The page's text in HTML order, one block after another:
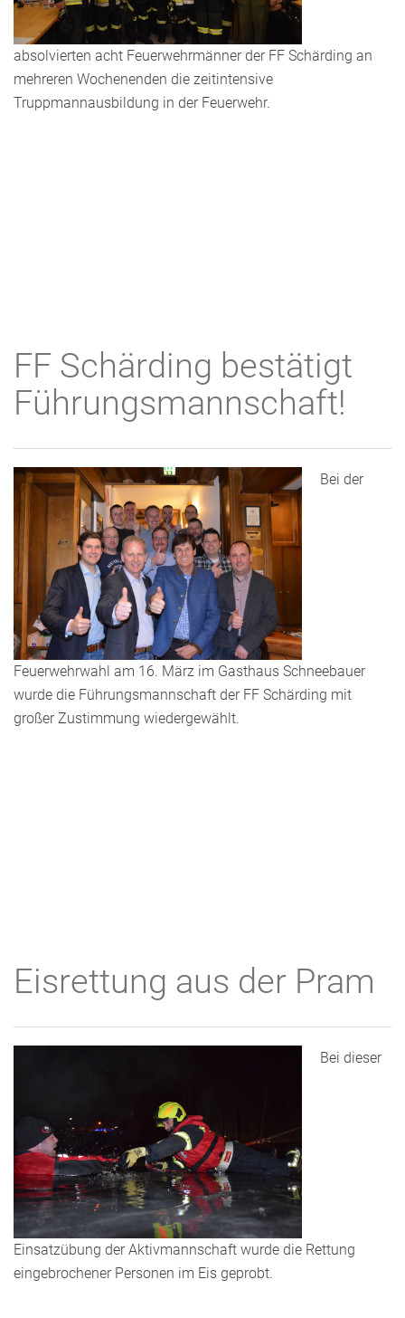
absolvierten acht Feuerwehrmänner der FF Schärding an
mehreren Wochenenden die zeitintensive
Truppmannausbildung in der Feuerwehr.
FF Schärding bestätigt
Führungsmannschaft!
Bei der
Feuerwehrwahl am 16. März im Gasthaus Schneebauer
wurde die Führungsmannschaft der FF Schärding mit
großer Zustimmung wiedergewählt.
Eisrettung aus der Pram
Bei dieser
Einsatzübung der Aktivmannschaft wurde die Rettung
eingebrochener Personen im Eis geprobt.